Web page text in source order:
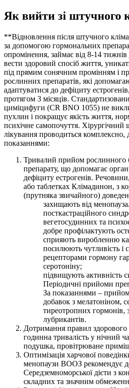
Як вийти зі штучного
**Відновлення після штучного
за допомогою гормональних
опромінення, займає від 8-14
вести здоровий спосіб життя,
під прямим сонячним промінням і
рослинних препаратів, які
адаптуватися до дефіциту
протягом 3 місяців.
циміцифуги (CR BNO 1055) не
пухлин і покращує якість життя,
психічне самопочуття. Хірургічний
лікування проводиться комплексно,
показаннями:
Тривалий прийом рослинного
препарату, що допомагає
дефіциту естрогенів.
або таблетках Клімадинон, з
(прутняка звичайного)
захищають від
посткастраційного
вегетосудинних та
добре профілактують
сприяють виробленню
посилюють чутливість і
рецепторами гормону
серотоніну;
підвищують активність
Періодичні прийоми
За показаннями – прийом
добавок з мелатоніном,
тиреотропних гормонів,
лубрикантів.
Дотримання правил
годинна тривалість у нічний
подушка, провітрюване
Оптимізація харчової
менопаузи ВООЗ рекомендує
Середземноморської дієти з
складних та значним